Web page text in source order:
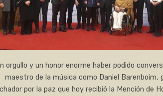
orgullo y un honor enorme haber podido
maestro de la música como Daniel Barenboim,
por la paz que hoy recibió la Mención de